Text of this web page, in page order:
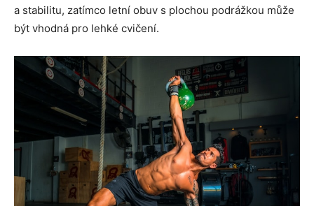
a stabilitu, zatímco letní obuv s plochou podrážkou může
být vhodná pro lehké cvičení.